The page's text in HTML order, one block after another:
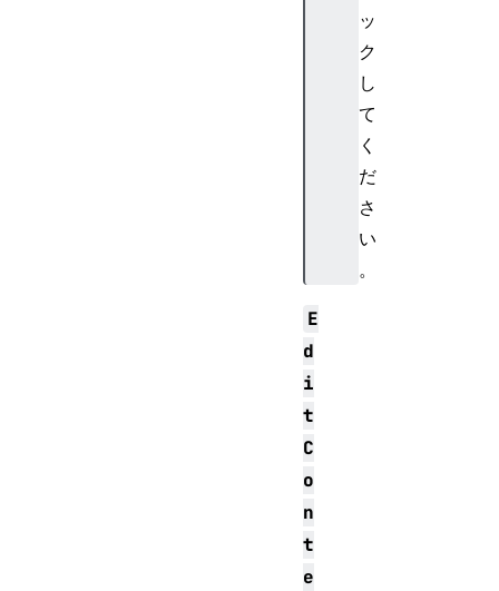
ッ
ク
し
て
く
だ
さ
い
。
E
d
i
t
C
o
n
t
e